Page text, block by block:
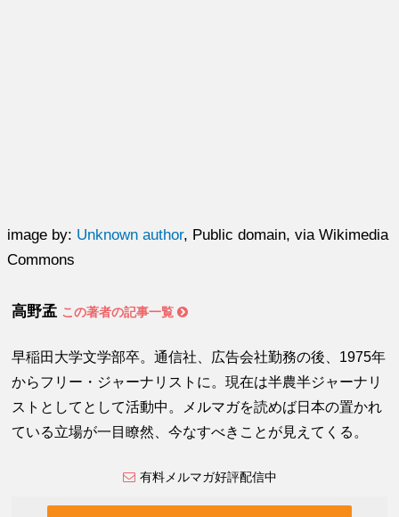
image by: Unknown author, Public domain, via Wikimedia
Commons
高野孟 この著者の記事一覧
早稲田大学文学部卒。通信社、広告会社勤務の後、1975年
からフリー・ジャーナリストに。現在は半農半ジャーナリ
ストとしてとして活動中。メルマガを読めば日本の置かれ
ている立場が一目瞭然、今なすべきことが見えてくる。
有料メルマガ好評配信中